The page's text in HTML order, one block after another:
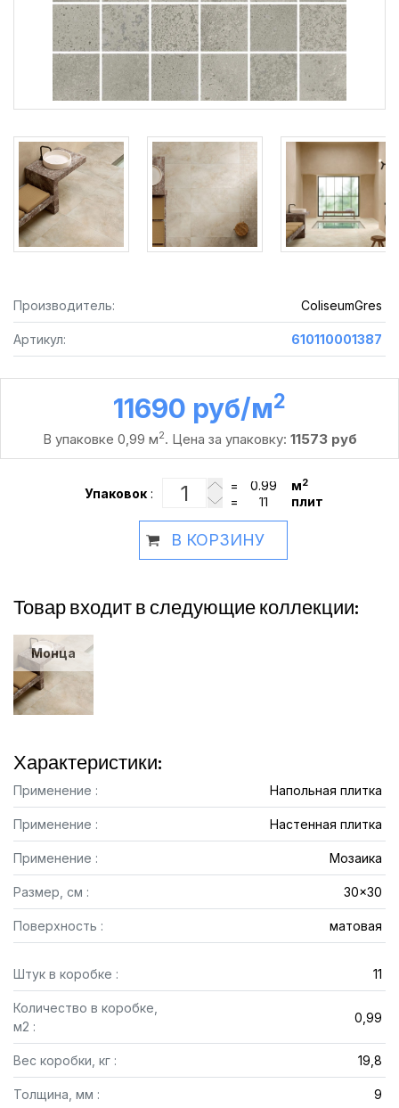
Производитель: ColiseumGres
Артикул: 610110001387
11690 руб /м2
В упаковке 0,99 м2. Цена за упаковку: 11573 руб
Упаковок :
= м2
= плит
В КОРЗИНУ
Товар входит в следующие коллекции:
Монца
Характеристики:
Применение : Напольная плитка
Применение : Настенная плитка
Применение : Мозаика
Размер, см : 30x30
Поверхность : матовая
Штук в коробке : 11
Количество в коробке,
м2 :
0,99
Вес коробки, кг : 19,8
Толщина, мм : 9